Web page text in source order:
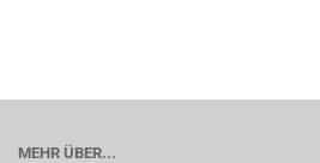
MEHR ÜBER...